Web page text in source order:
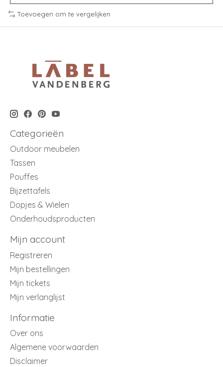
Toevoegen om te vergelijken
Categorieën
Outdoor meubelen
Tassen
Pouffes
Bijzettafels
Dopjes & Wielen
Onderhoudsproducten
Mijn account
Registreren
Mijn bestellingen
Mijn tickets
Mijn verlanglijst
Informatie
Over ons
Algemene voorwaarden
Disclaimer